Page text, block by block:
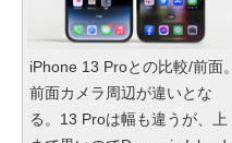
iPhone 13 Proとの比較/前面。
前面カメラ周辺が違いとな
る。13 Proは幅も違うが、上